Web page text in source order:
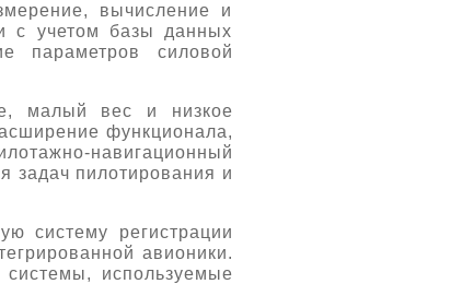
вычисление и
с учетом базы данных
параметров силовой
малый вес и низкое
функционала,
навигационный
задач пилотирования и
систему регистрации
авионики.
системы, используемые